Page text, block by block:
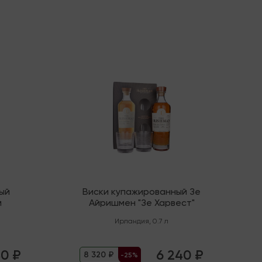
₽
Виски купажированный Зе
Айришмен "Зе Харвест"
Ирландия,0.7 л
8 320 ₽ -25% 6 240 ₽